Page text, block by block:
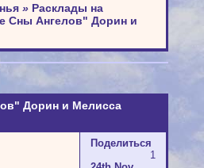
» Расклады на
Сны Ангелов" Дорин и
Дорин и Мелисса
Поделиться
1